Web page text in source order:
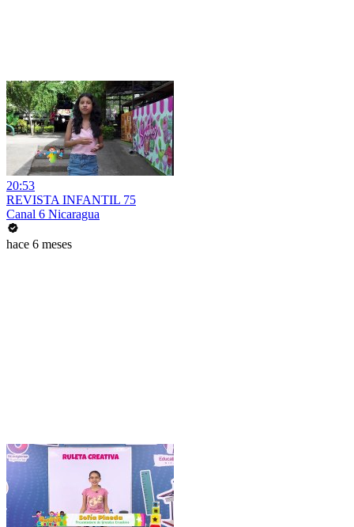
20:53
REVISTA INFANTIL 75
Canal 6 Nicaragua
hace 6 meses